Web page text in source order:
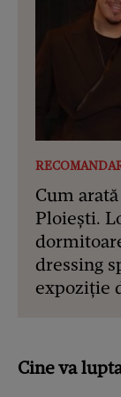
Cum
Ploiești.
dressing
expoziție
Cine va